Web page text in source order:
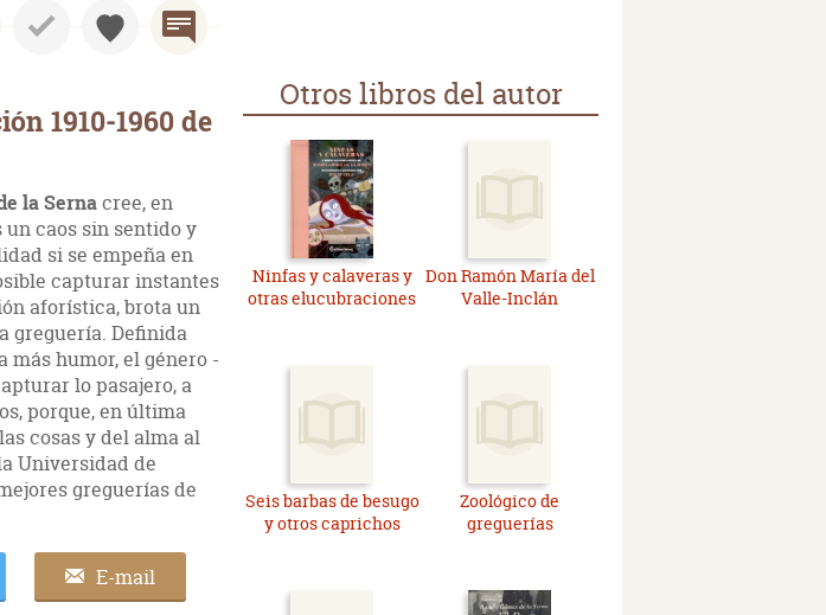
1910-1960 de
la Sernacree, en
caos sin sentido y
si se empeña en
capturar instantes
aforística, brota un
greguería. Definida
más humor, el género -
lo pasajero, a
porque, en última
cosas y del alma al
Universidad de
greguerías de
E-mail
Otros libros del autor
Ninfas y calaveras y
otras elucubraciones
Don Ramón María del
Valle-Inclán
Seis barbas de besugo
y otros caprichos
Zoológico de
greguerías